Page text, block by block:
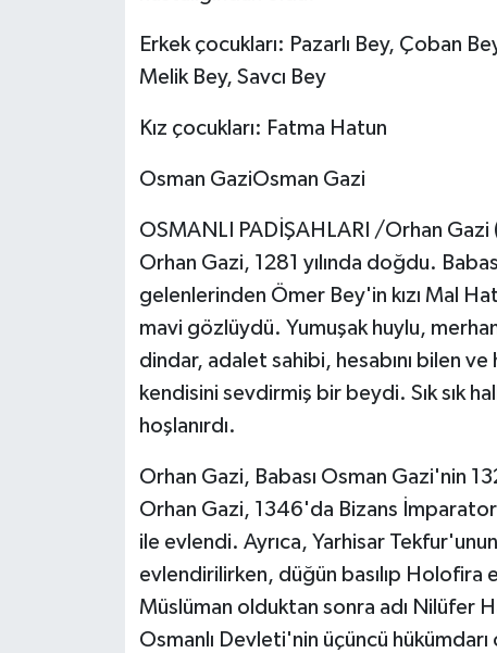
Erkek çocukları: Pazarlı Bey, Çoban
Melik Bey, Savcı Bey
Kız çocukları: Fatma Hatun
Osman GaziOsman Gazi
OSMANLI PADİŞAHLARI /Orhan Gazi
Orhan Gazi, 1281 yılında doğdu.
gelenlerinden Ömer Bey'in kızı Mal
mavi gözlüydü. Yumuşak huylu,
dindar, adalet sahibi, hesabını bilen
kendisini sevdirmiş bir beydi. Sık sık
hoşlanırdı.
Orhan Gazi, Babası Osman Gazi'nin
Orhan Gazi, 1346'da Bizans
ile evlendi. Ayrıca, Yarhisar
evlendirilirken, düğün basılıp Holofira
Müslüman olduktan sonra adı Nilüfer
Osmanlı Devleti'nin üçüncü
YARIŞMALAR